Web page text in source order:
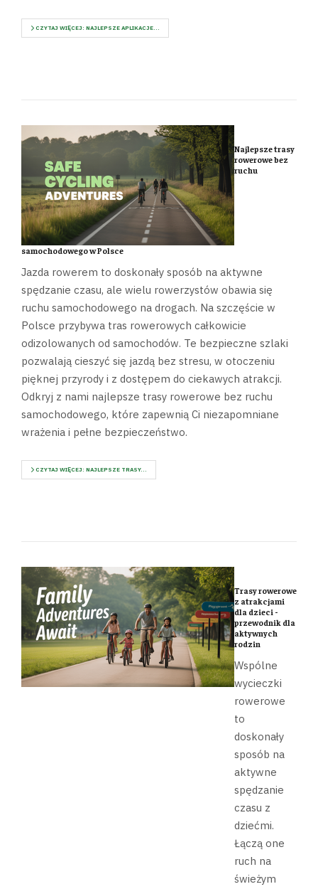
CZYTAJ WIĘCEJ: NAJLEPSZE APLIKACJE...
Najlepsze trasy
rowerowe bez
ruchu
samochodowego w Polsce
Jazda rowerem to doskonały sposób na aktywne
spędzanie czasu, ale wielu rowerzystów obawia się
ruchu samochodowego na drogach. Na szczęście w
Polsce przybywa tras rowerowych całkowicie
odizolowanych od samochodów. Te bezpieczne szlaki
pozwalają cieszyć się jazdą bez stresu, w otoczeniu
pięknej przyrody i z dostępem do ciekawych atrakcji.
Odkryj z nami najlepsze trasy rowerowe bez ruchu
samochodowego, które zapewnią Ci niezapomniane
wrażenia i pełne bezpieczeństwo.
CZYTAJ WIĘCEJ: NAJLEPSZE TRASY...
Trasy rowerowe
z atrakcjami
dla dzieci -
przewodnik dla
aktywnych
rodzin
Wspólne
wycieczki
rowerowe
to
doskonały
sposób na
aktywne
spędzanie
czasu z
dziećmi.
Łączą one
ruch na
świeżym